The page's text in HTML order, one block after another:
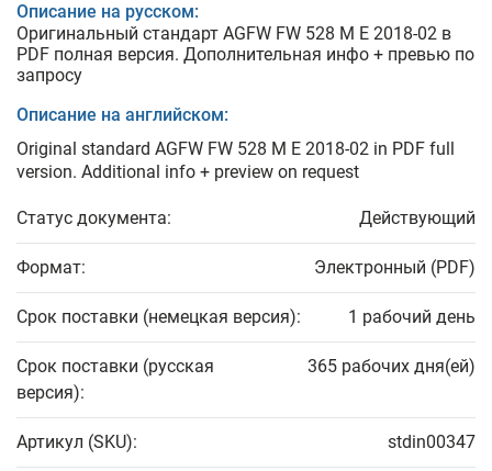
Описание на русском:
Оригинальный стандарт AGFW FW 528 M E 2018-02 в
PDF полная версия. Дополнительная инфо + превью по
запросу
Описание на английском:
Original standard AGFW FW 528 M E 2018-02 in PDF full
version. Additional info + preview on request
Статус документа: Действующий
Формат: Электронный (PDF)
Срок поставки (немецкая версия): 1 рабочий день
Срок поставки (русская
версия):
365 рабочих дня(ей)
Артикул (SKU): stdin00347